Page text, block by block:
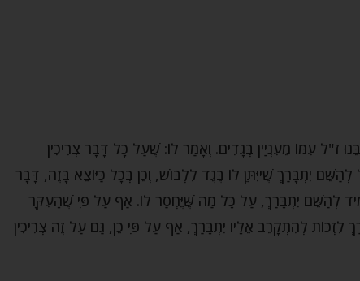
עִמּוֹ מֵעִנְיַין בְּגָדִים. וְאָמַר לוֹ: שֶׁעַל כָּל דָּבָר צְרִיכִין
יִתְבָּרַךְ שֶׁייִּתֵּן לוֹ בֶּגֶד לִלְבֹּושׁ, וְכֵן בְּכָל כַּיּוֹצֵא בָּזֶה, דָּבָר
לְהַשֵּׁם יִתְבָּרַךְ, עַל כָּל מַה שֶּׁיֶּחְסַר לוֹ. אַף עַל פִּי שֶׁהָעִקָּר
לְהִתְקָרֵב אֵלָיו יִתְבָּרַךְ, אַף עַל פִּי כֵן, גַּם עַל זֶה צְרִיכִין